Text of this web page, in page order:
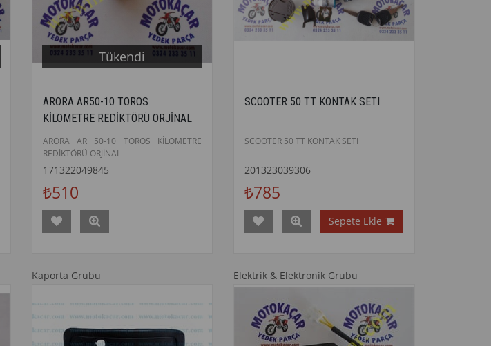
Tükendi
ARORA AR50-10 TOROS
KİLOMETRE REDİKTÖRÜ ORJİNAL
ARORA AR 50-10 TOROS KİLOMETRE
REDİKTÖRÜ ORJİNAL
171322049845
₺510
SCOOTER 50 TT KONTAK SETI
SCOOTER 50 TT KONTAK SETI
201323039306
₺785
Sepete Ekle
Kaporta Grubu Elektrik & Elektronik Grubu